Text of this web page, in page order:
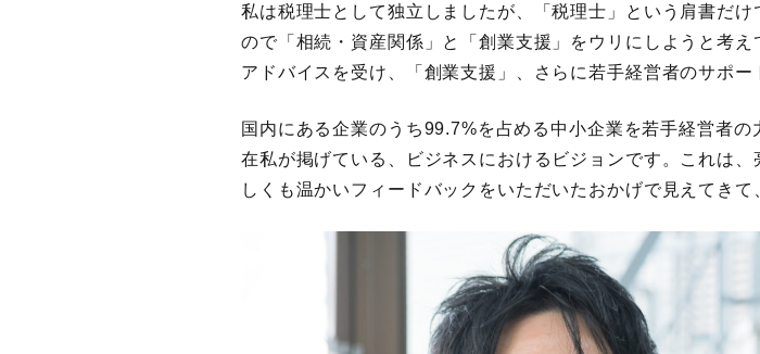
私は税理士として独立しましたが、「税理士」という肩書だ
ので「相続・資産関係」と「創業支援」をウリにしようと考
アドバイスを受け、「創業支援」、さらに若手経営者のサポー
国内にある企業のうち99.7%を占める中小企業を若手経営者
在私が掲げている、ビジネスにおけるビジョンです。これは
しくも温かいフィードバックをいただいたおかげで見えてきて